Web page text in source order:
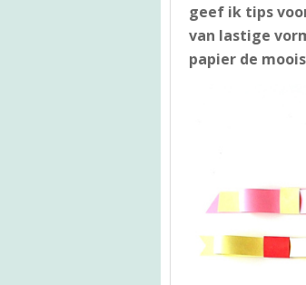
geef ik tips
van lastige
papier de